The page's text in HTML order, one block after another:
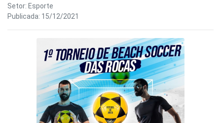
Setor: Esporte
Publicada: 15/12/2021